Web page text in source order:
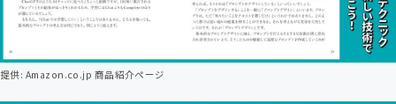
提供: Amazon.co.jp 商品紹介ページ